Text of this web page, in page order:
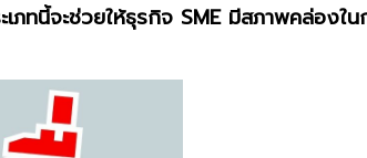
ทนี้จะช่วยให้ธุรกิจ SME มีสภาพคล่องใน